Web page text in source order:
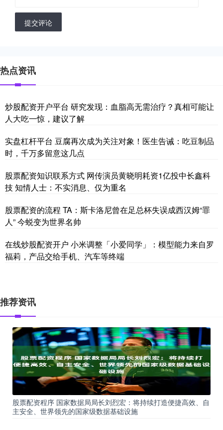
提交评论
热点资讯
炒股配资开户平台 研究发现：血脂高无需治疗？真相可能让
人大吃一惊，建议了解
实盘杠杆平台 豆腐再次成为关注对象！医生告诫：吃豆制品
时，千万多留意这几点
股票配资知识联系方式 网传演员黄晓明耗资1亿投中长鑫科
技 知情人士：不实消息、仅为重名
股票配资的流程 TA：斯卡洛尼曾在足总杯失误成西汉姆“罪
人” 今蜕变为世界名帅
在线炒股配资开户 小米调整「小爱同学」：模型能力来自罗
福莉，产品交给手机、汽车等终端
推荐资讯
股票配资程序 国家数据局局长刘烈宏：将持续打造便捷高效、自
主安全、世界领先的国家级数据基础设施